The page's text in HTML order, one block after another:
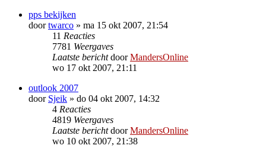
pps bekijken
doortwarco » ma 15 okt 2007, 21:54
11 Reacties
7781 Weergaves
Laatste berichtdoorMandersOnline
wo 17 okt 2007, 21:11
outlook 2007
door Sjeik » do 04 okt 2007, 14:32
4 Reacties
4819 Weergaves
Laatste berichtdoorMandersOnline
wo 10 okt 2007, 21:38